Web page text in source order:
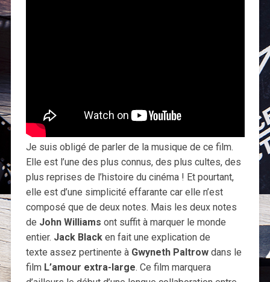
Je suis obligé de parler de la musique de ce film.
Elle est l’une des plus connus, des plus cultes, des
plus reprises de l’histoire du cinéma ! Et pourtant,
elle est d’une simplicité effarante car elle n’est
composé que de deux notes. Mais les deux notes
de John Williams ont suffit à marquer le monde
entier. Jack Blacken fait une explication de
texte assez pertinente à Gwyneth Paltrowdans le
film L’amour extra-large. Ce film marquera